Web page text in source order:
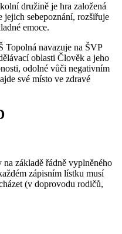
družině je hra založená
jejich sebepoznání, rozšiřuje
emoce.
Topolná navazuje na ŠVP
oblasti Člověk a jeho
odolné vůči negativním
své místo ve zdravé
základě řádně vyplněného
zápisním lístku musí
(v doprovodu rodičů,